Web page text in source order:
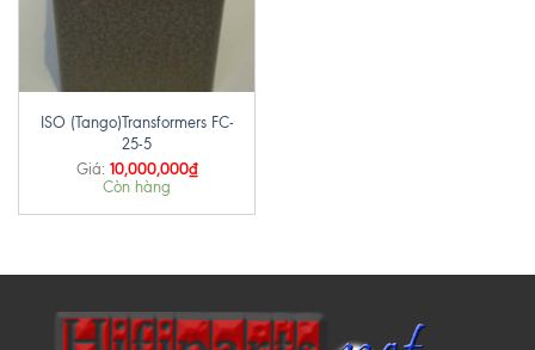
ISO (Tango)Transformers FC-
25-5
Giá: 10,000,000₫
Còn hàng